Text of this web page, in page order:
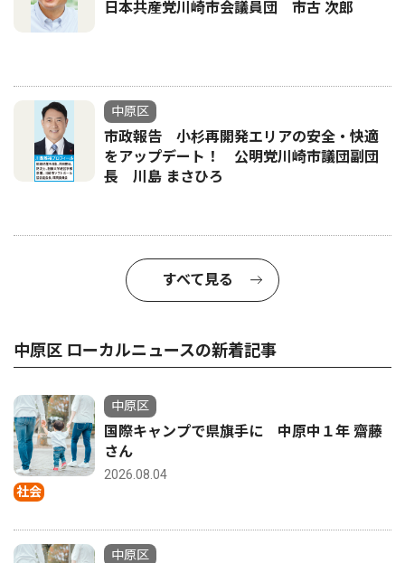
日本共産党川崎市会議員団 市古 次郎
中原区
市政報告 小杉再開発エリアの安全・快適
をアップデート！ 公明党川崎市議団副団
長 川島 まさひろ
すべて見る
中原区 ローカルニュースの新着記事
社会
中原区
国際キャンプで県旗手に 中原中１年 齋藤
さん
2026.08.04
中原区